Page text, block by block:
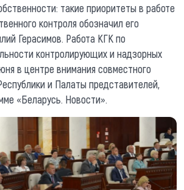
такие приоритеты в работе
контроля обозначил его
Герасимов. Работа КГК по
контролирующих и надзорных
в центре внимания совместного
и Палаты представителей,
«Беларусь. Новости».